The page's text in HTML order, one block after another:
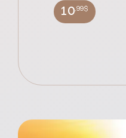
10,99$